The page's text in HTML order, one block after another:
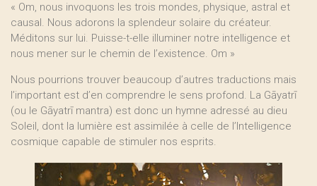
« Om, nous invoquons les trois mondes, physique, astral et
causal. Nous adorons la splendeur solaire du créateur.
Méditons sur lui. Puisse-t-elle illuminer notre intelligence et
nous mener sur le chemin de l’existence. Om »
Nous pourrions trouver beaucoup d’autres traductions mais
l’important est d’en comprendre le sens profond. La Gāyatrī
(ou le Gāyatrī mantra) est donc un hymne adressé au dieu
Soleil, dont la lumière est assimilée à celle de l’Intelligence
cosmique capable de stimuler nos esprits.